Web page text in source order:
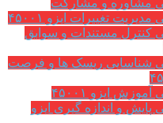
تغییرات ایزو ۴۵۰۰۱
کنترل مستندات و سوابق
شناسایی ریسک ها و فرصت
ایزو ۴۵۰۰۱
و اندازه گیری ایزو